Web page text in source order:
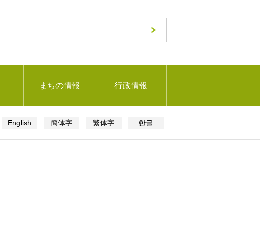
まちの情報 行政情報
English 簡体字 繁体字 한글